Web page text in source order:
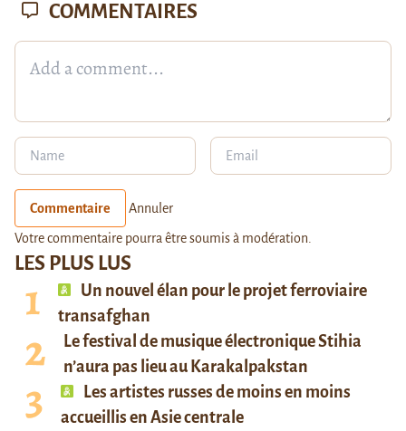
LES PLUS LUS
Un nouvel élan pour le projet ferroviaire
transafghan
Le festival de musique électronique Stihia
n’aura pas lieu au Karakalpakstan
Les artistes russes de moins en moins
accueillis en Asie centrale
COMMENTAIRES
Commentaire Annuler
Votre commentaire pourra être soumis à modération.